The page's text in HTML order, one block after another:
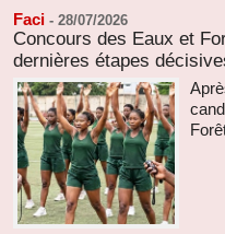
Faci - 28/07/2026
Concours des Eaux et
dernières étapes